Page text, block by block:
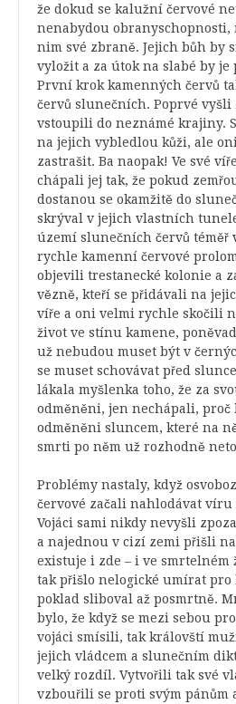
že dokud se kalužní červové
nenabydou obranyschopnosti,
nim své zbraně. Jejich bůh by
vyložit a za útok na slabé by je
První krok kamenných červů
červů slunečních. Poprvé vyšli
vstoupili do neznámé krajiny.
na jejich vybledlou kůži, ale
zastrašit. Ba naopak! Ve své
chápali jej tak, že pokud
dostanou se okamžitě do
skrýval v jejich vlastních
území slunečních červů téměř
rychle kamenní červové
objevili trestanecké kolonie a
vězně, kteří se přidávali na
víře a oni velmi rychle skočili
život ve stínu kamene,
už nebudou muset být v
se muset schovávat před
lákala myšlenka toho, že za
odměněni, jen nechápali, proč
odměněni sluncem, které na
smrti po něm už rozhodně
Problémy nastaly, když
červové začali nahlodávat víru
Vojáci sami nikdy nevyšli
a najednou v cizí zemi přišli
existuje i zde – i ve smrtelném
tak přišlo nelogické umírat pro
poklad sliboval až posmrtně.
bylo, že když se mezi sebou
vojáci smísili, tak královští
jejich vládcem a slunečním
velký rozdíl. Vytvořili tak své
vzbouřili se proti svým pánům